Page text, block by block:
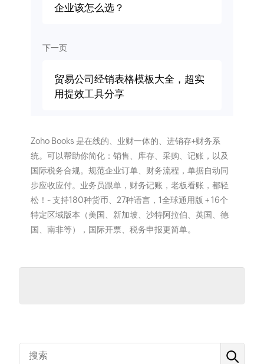
企业该怎么选？
下一页
贸易公司经销表格模板大全，超实
用提效工具分享
Zoho Books 是在线的、业财一体的、进销存+财务系
统。可以帮助你简化：销售、库存、采购、记账，以及
国际税务合规。规范企业订单、财务流程，单据自动同
步应收应付。业务员跟单，财务记账，老板看账，都轻
松！~ 支持180种货币、27种语言，1全球通用版 + 16个
特定区域版本（美国、新加坡、沙特阿拉伯、英国、德
国、南非等），国际开票、税务申报更简单。